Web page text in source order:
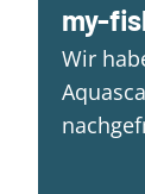
my-
Wir